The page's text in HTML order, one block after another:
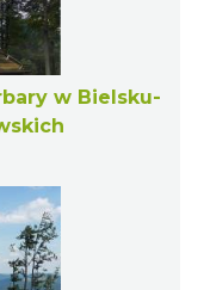
w Bielsku-